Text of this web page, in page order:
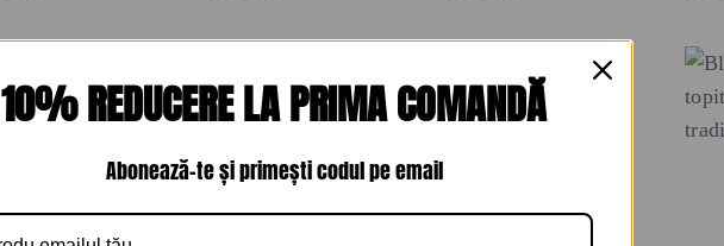
10% REDUCERE LA PRIMA COMANDĂ
Abonează-te și primești codul pe email